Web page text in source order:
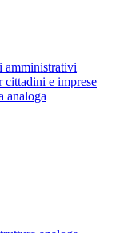
amministrativi
e imprese
analoga